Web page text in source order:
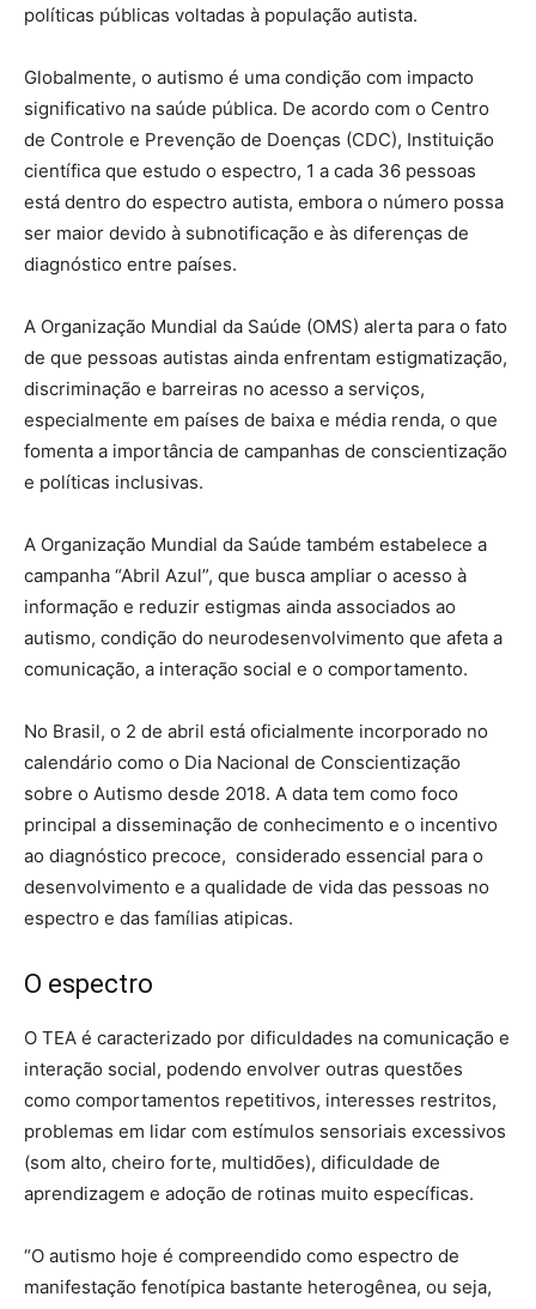
políticas públicas voltadas à população autista.
Globalmente, o autismo é uma condição com impacto
significativo na saúde pública. De acordo com o Centro
de Controle e Prevenção de Doenças (CDC), Instituição
científica que estudo o espectro, 1 a cada 36 pessoas
está dentro do espectro autista, embora o número possa
ser maior devido à subnotificação e às diferenças de
diagnóstico entre países.
A Organização Mundial da Saúde (OMS) alerta para o fato
de que pessoas autistas ainda enfrentam estigmatização,
discriminação e barreiras no acesso a serviços,
especialmente em países de baixa e média renda, o que
fomenta a importância de campanhas de conscientização
e políticas inclusivas.
A Organização Mundial da Saúde também estabelece a
campanha “Abril Azul”, que busca ampliar o acesso à
informação e reduzir estigmas ainda associados ao
autismo, condição do neurodesenvolvimento que afeta a
comunicação, a interação social e o comportamento.
No Brasil, o 2 de abril está oficialmente incorporado no
calendário como o Dia Nacional de Conscientização
sobre o Autismo desde 2018. A data tem como foco
principal a disseminação de conhecimento e o incentivo
ao diagnóstico precoce, considerado essencial para o
desenvolvimento e a qualidade de vida das pessoas no
espectro e das famílias atipicas.
O espectro
O TEA é caracterizado por dificuldades na comunicação e
interação social, podendo envolver outras questões
como comportamentos repetitivos, interesses restritos,
problemas em lidar com estímulos sensoriais excessivos
(som alto, cheiro forte, multidões), dificuldade de
aprendizagem e adoção de rotinas muito específicas.
“O autismo hoje é compreendido como espectro de
manifestação fenotípica bastante heterogênea, ou seja,